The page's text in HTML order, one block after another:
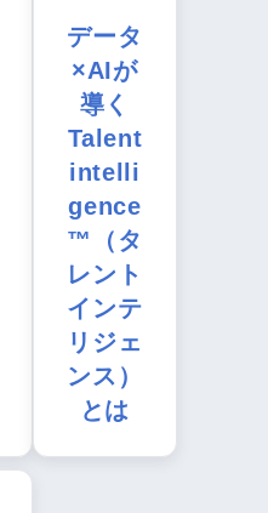
データ
×AIが
導く
Talent
intelli
gence
™（タ
レント
インテ
リジェ
ンス）
とは